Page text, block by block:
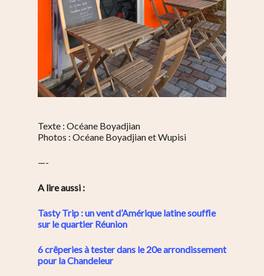
Texte : Océane Boyadjian
Photos : Océane Boyadjian et Wupisi
—-
A lire aussi :
Tasty Trip : un vent d’Amérique latine souffle
sur le quartier Réunion
6 crêperies à tester dans le 20e arrondissement
pour la Chandeleur